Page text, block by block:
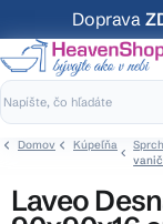
na
obsah
Doprava
Domov Kúpeľňa
Laveo